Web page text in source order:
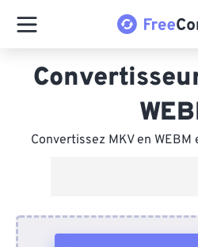
Convertissez MKV en